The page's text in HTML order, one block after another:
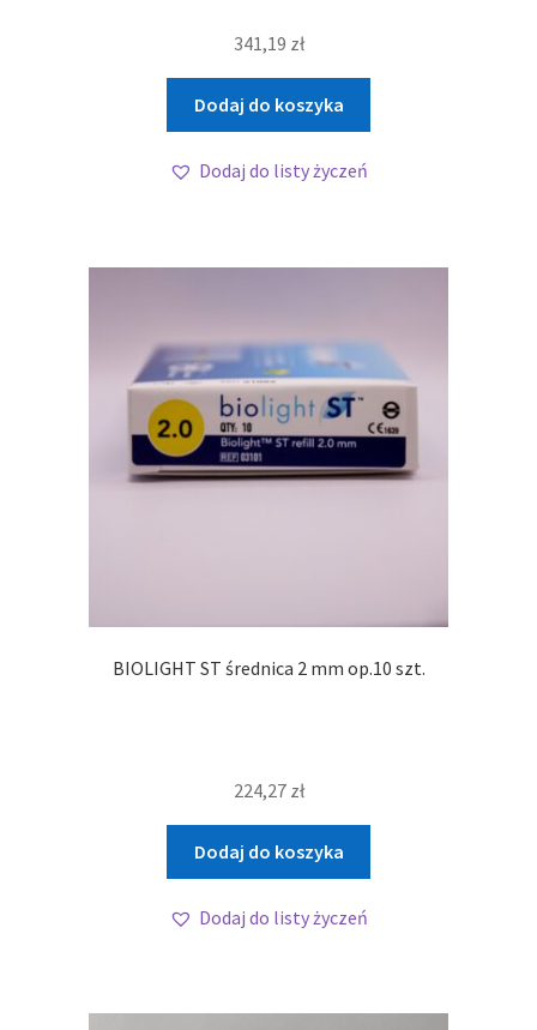
341,19 zł
Dodaj do koszyka
Dodaj do listy życzeń
BIOLIGHT ST średnica 2 mm op.10 szt.
224,27 zł
Dodaj do koszyka
Dodaj do listy życzeń